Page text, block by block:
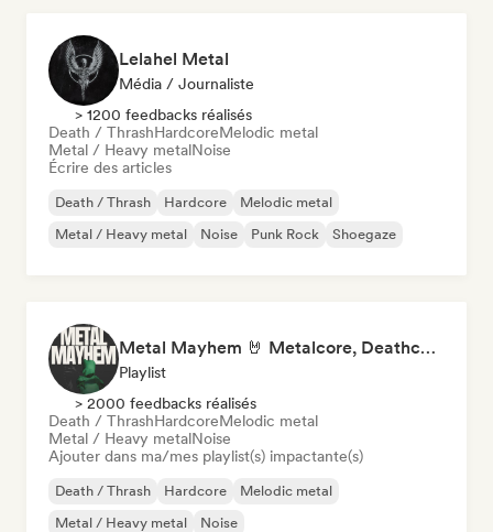
Lelahel Metal
Média / Journaliste
> 1200 feedbacks réalisés
Death / ThrashHardcoreMelodic metal
Metal / Heavy metalNoise
Écrire des articles
Death / Thrash Hardcore
Melodic metal
Metal / Heavy metal
Noise Punk Rock Shoegaze
Metal Mayhem 🤘 Metalcore, Deathcore & Progressive Metal
Playlist
> 2000 feedbacks réalisés
Death / ThrashHardcoreMelodic metal
Metal / Heavy metalNoise
Ajouter dans ma/mes playlist(s) impactante(s)
Death / Thrash Hardcore
Melodic metal
Metal / Heavy metal
Noise